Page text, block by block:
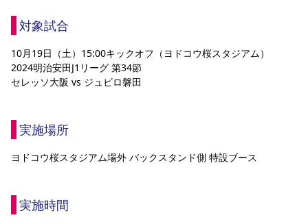
対象試合
10月19日（土）15:00キックオフ（ヨドコウ桜スタジアム）
2024明治安田J1リーグ 第34節
セレッソ大阪 vs ジュビロ磐田
実施場所
ヨドコウ桜スタジアム場外 バックスタンド側 特設ブース
実施時間